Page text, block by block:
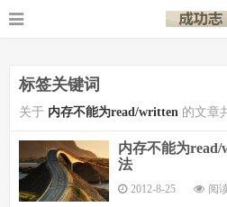
标签关键词
关于 内存不能为read/written 的文章
内存不能为
法
2012-8-25 阅